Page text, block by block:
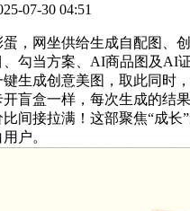
07-30 04:51
网坐供给生成自配图、创
勾当方案、AI商品图及AI
生成创意美图，取此同时
盲盒一样，每次生成的结
间接拉满！这部聚焦“成长”
户。